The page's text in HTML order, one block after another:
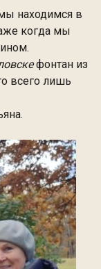
находимся в
когда мы
фонтан из
всего лишь